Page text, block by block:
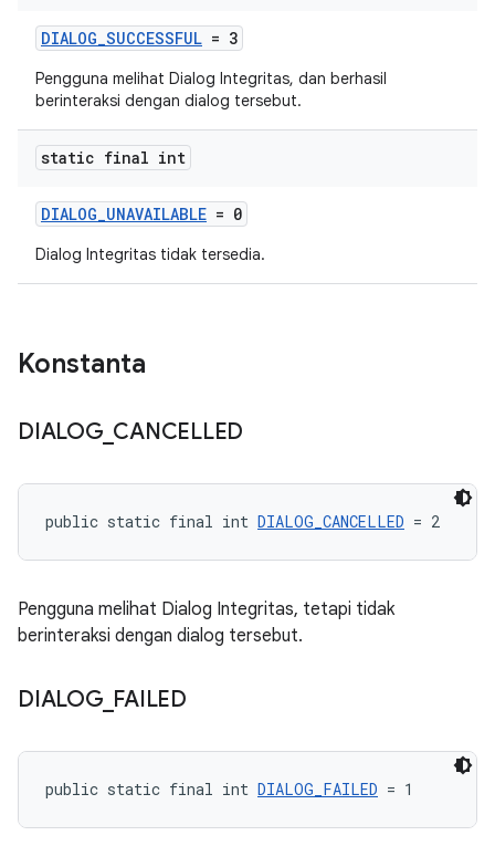
DIALOG_SUCCESSFUL = 3
Pengguna melihat Dialog Integritas, dan berhasil
berinteraksi dengan dialog tersebut.
static final int
DIALOG_UNAVAILABLE = 0
Dialog Integritas tidak tersedia.
Konstanta
DIALOG_ CANCELLED
public static final int DIALOG_CANCELLED = 2
Pengguna melihat Dialog Integritas, tetapi tidak
berinteraksi dengan dialog tersebut.
DIALOG_ FAILED
public static final int DIALOG_FAILED = 1